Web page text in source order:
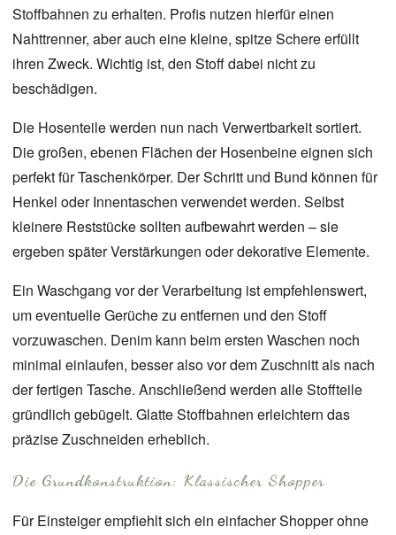
Stoffbahnen zu erhalten. Profis nutzen hierfür einen
Nahttrenner, aber auch eine kleine, spitze Schere erfüllt
ihren Zweck. Wichtig ist, den Stoff dabei nicht zu
beschädigen.
Die Hosenteile werden nun nach Verwertbarkeit sortiert.
Die großen, ebenen Flächen der Hosenbeine eignen sich
perfekt für Taschenkörper. Der Schritt und Bund können für
Henkel oder Innentaschen verwendet werden. Selbst
kleinere Reststücke sollten aufbewahrt werden – sie
ergeben später Verstärkungen oder dekorative Elemente.
Ein Waschgang vor der Verarbeitung ist empfehlenswert,
um eventuelle Gerüche zu entfernen und den Stoff
vorzuwaschen. Denim kann beim ersten Waschen noch
minimal einlaufen, besser also vor dem Zuschnitt als nach
der fertigen Tasche. Anschließend werden alle Stoffteile
gründlich gebügelt. Glatte Stoffbahnen erleichtern das
präzise Zuschneiden erheblich.
Die Grundkonstruktion: Klassischer Shopper
Für Einsteiger empfiehlt sich ein einfacher Shopper ohne